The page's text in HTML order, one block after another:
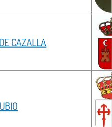
CAZALLA